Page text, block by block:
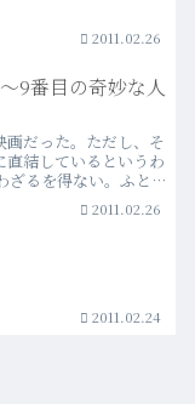
2011.02.26
9番目の奇妙な人
画だった。ただし、そ
直結しているというわ
ざるを得ない。ふと目
な「9」…more2011.02.26
2011.02.24